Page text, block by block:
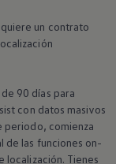
un contrato
90 días para
con datos masivos
periodo, comienza
de las funciones on-
localización. Tienes